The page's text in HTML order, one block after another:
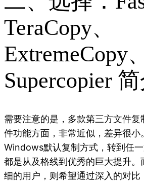
TeraCopy、
ExtremeCopy、
Supercopier
需要注意的是，多款第三方文件
件功能方面，非常近似，差异很小
Windows默认复制方式，转到任一
都是从及格线到优秀的巨大提升
细的用户，则希望通过深入的对